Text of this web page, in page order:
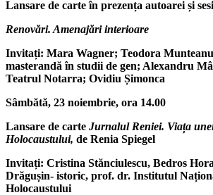
Lansare de carte în prezența autoarei și
Renovări. Amenajări interioare
Invitați: Mara Wagner; Teodora
masterandă în studii de gen; Alexandru
Teatrul Notarra; Ovidiu Șimonca
Sâmbătă, 23 noiembrie, ora 14.00
Lansare de carte Jurnalul Reniei. Viața
Holocaustului, de Renia Spiegel
Invitați: Cristina Stănciulescu, Bedros
Drăgușin- istoric, prof. dr. Institutul
Holocaustului